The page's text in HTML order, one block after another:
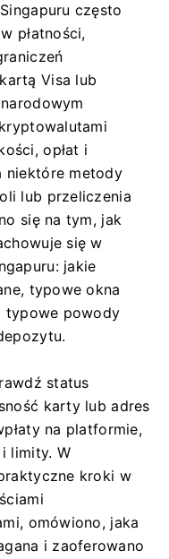
często
płatności,
Visa lub
opłat i
niektóre metody
lub przeliczenia
się na tym, jak
się w
jakie
typowe okna
typowe powody
status
karty lub adres
na platformie,
limity. W
kroki w
omówiono, jaka
i zaoferowano